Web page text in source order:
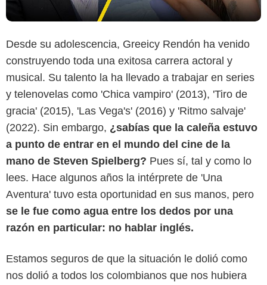
Desde su adolescencia, Greeicy Rendón ha venido
construyendo toda una exitosa carrera actoral y
musical. Su talento la ha llevado a trabajar en series
y telenovelas como 'Chica vampiro' (2013), 'Tiro de
gracia' (2015), 'Las Vega's' (2016) y 'Ritmo salvaje'
(2022). Sin embargo, ¿sabías que la caleña estuvo
a punto de entrar en el mundo del cine de la
mano de Steven Spielberg? Pues sí, tal y como lo
lees. Hace algunos años la intérprete de 'Una
Aventura' tuvo esta oportunidad en sus manos, pero
se le fue como agua entre los dedos por una
razón en particular: no hablar inglés.
Estamos seguros de que la situación le dolió como
nos dolió a todos los colombianos que nos hubiera